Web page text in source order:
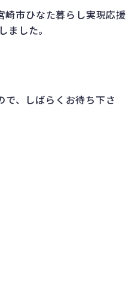
市ひなた暮らし実現応援
した。
、しばらくお待ち下さ